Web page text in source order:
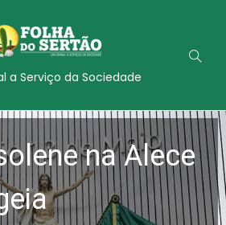
a Serviço da Sociedade
na Alece